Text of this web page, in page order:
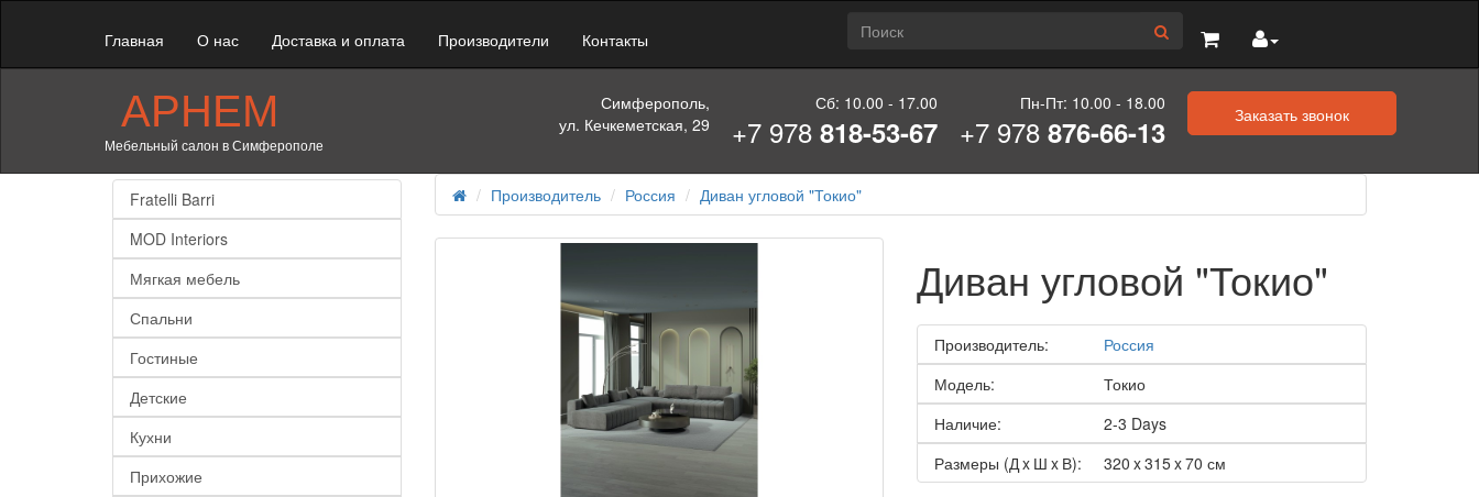
Главная О нас Доставка и оплата Производители Контакты
АРНЕМ
Мебельный салон в Симферополе
Симферополь,
ул. Кечкеметская, 29
Сб: 10.00 - 17.00
+7 978818-53-67
Пн-Пт: 10.00 - 18.00
+7 978876-66-13 Заказать звонок
Fratelli Barri
MOD Interiors
Мягкая мебель
Спальни
Гостиные
Детские
Кухни
Прихожие
Производитель Россия Диван угловой "Токио"
Диван угловой "Токио"
Производитель:
Россия
Модель:
Токио
Наличие:
2-3 Days
Размеры (Д x Ш x В):
320 x 315 x 70 см